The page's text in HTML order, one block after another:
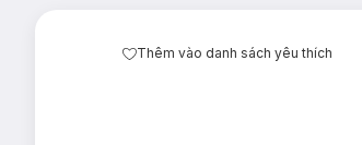
Thêm vào danh sách yêu thích